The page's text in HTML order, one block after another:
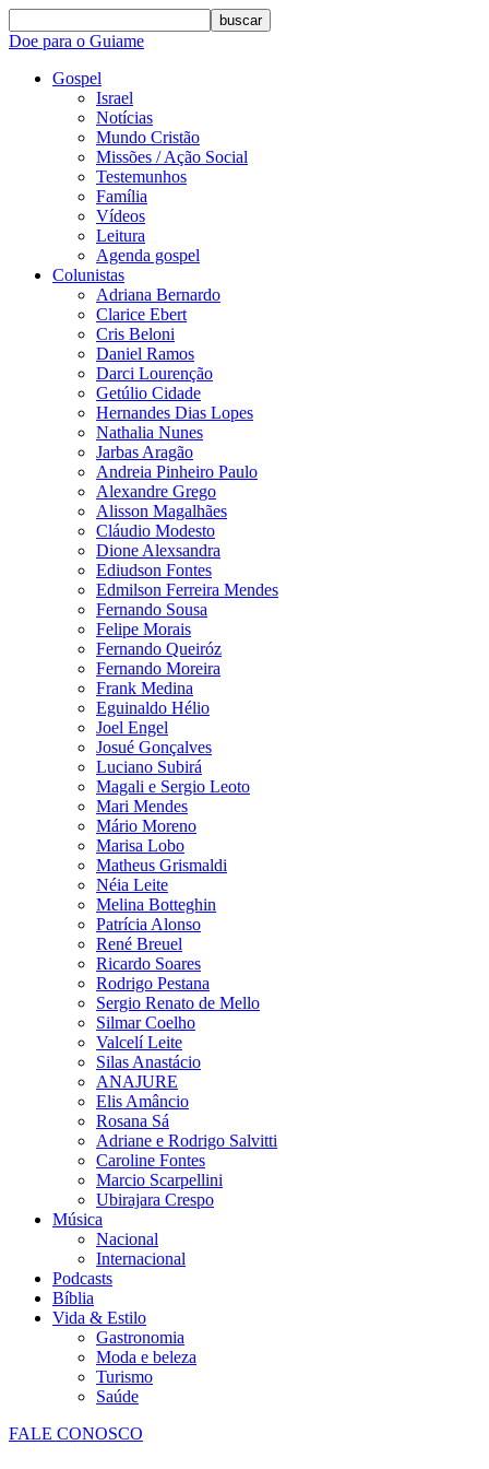
buscar
Doe para o Guiame
Gospel
Israel
Notícias
Mundo Cristão
Missões / Ação Social
Testemunhos
Família
Vídeos
Leitura
Agenda gospel
Colunistas
Adriana Bernardo
Clarice Ebert
Cris Beloni
Daniel Ramos
Darci Lourenção
Getúlio Cidade
Hernandes Dias Lopes
Nathalia Nunes
Jarbas Aragão
Andreia Pinheiro Paulo
Alexandre Grego
Alisson Magalhães
Cláudio Modesto
Dione Alexsandra
Ediudson Fontes
Edmilson Ferreira Mendes
Fernando Sousa
Felipe Morais
Fernando Queiróz
Fernando Moreira
Frank Medina
Eguinaldo Hélio
Joel Engel
Josué Gonçalves
Luciano Subirá
Magali e Sergio Leoto
Mari Mendes
Mário Moreno
Marisa Lobo
Matheus Grismaldi
Néia Leite
Melina Botteghin
Patrícia Alonso
René Breuel
Ricardo Soares
Rodrigo Pestana
Sergio Renato de Mello
Silmar Coelho
Valcelí Leite
Silas Anastácio
ANAJURE
Elis Amâncio
Rosana Sá
Adriane e Rodrigo Salvitti
Caroline Fontes
Marcio Scarpellini
Ubirajara Crespo
Música
Nacional
Internacional
Podcasts
Bíblia
Vida & Estilo
Gastronomia
Moda e beleza
Turismo
Saúde
FALE CONOSCO